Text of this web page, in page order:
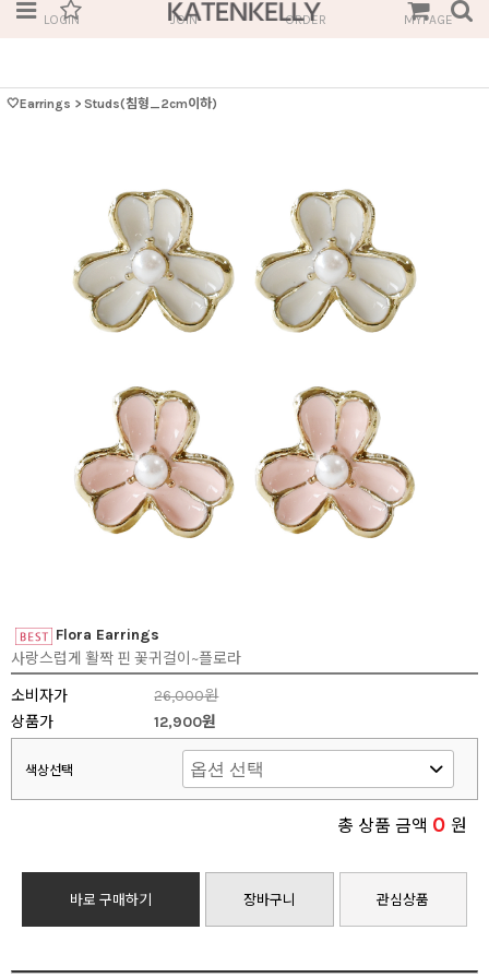
LOGIN JOIN ORDER MYPAGE
🤍Earrings > Studs(침형_2cm이하)
Flora Earrings
사랑스럽게 활짝 핀 꽃귀걸이~플로라
소비자가
26,000원
상품가
12,900원
색상선택
총 상품 금액 0 원
바로 구매하기 장바구니 관심상품